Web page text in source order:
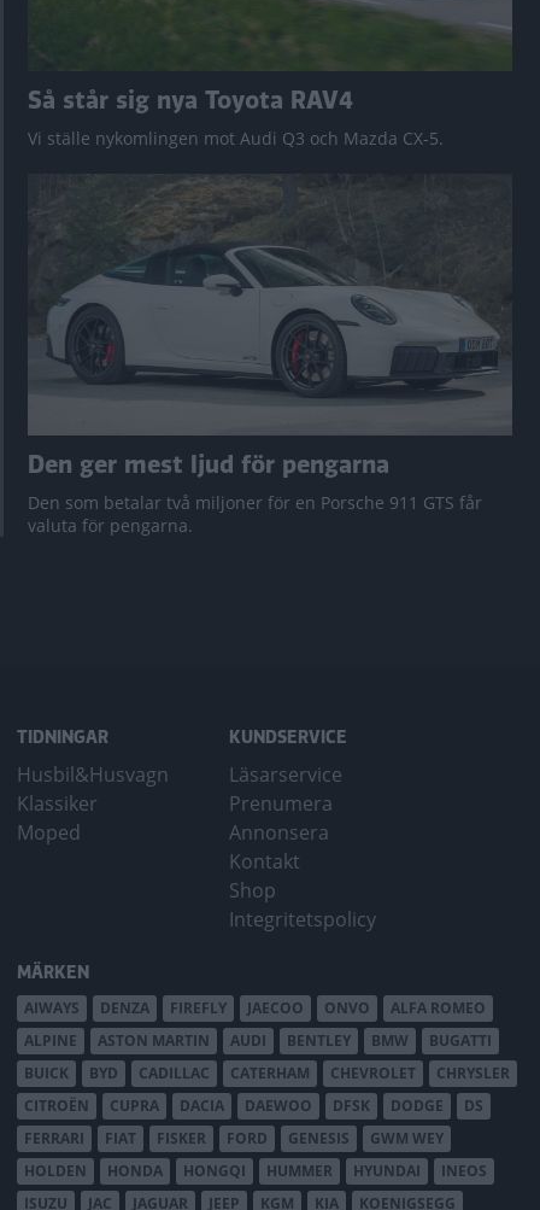
Så står sig nya Toyota RAV4
Vi ställe nykomlingen mot Audi Q3 och Mazda CX-5.
Den ger mest ljud för pengarna
Den som betalar två miljoner för en Porsche 911 GTS får
valuta för pengarna.
TIDNINGAR
Husbil&Husvagn
Klassiker
Moped
KUNDSERVICE
Läsarservice
Prenumera
Annonsera
Kontakt
Shop
Integritetspolicy
MÄRKEN
AIWAYS DENZA FIREFLY JAECOO ONVO
ALFA ROMEO
ALPINE
ASTON MARTIN AUDI BENTLEY BMW
BUGATTI
BUICK
BYD CADILLAC CATERHAM CHEVROLET
CHRYSLER
CITROËN
CUPRA DACIA DAEWOO DFSK DODGE
DS
FERRARI
FIAT FISKER FORD GENESIS
GWM WEY
HOLDEN
HONDA HONGQI HUMMER HYUNDAI
INEOS
ISUZU
JAC JAGUAR JEEP KGM KIA KOENIGSEGG